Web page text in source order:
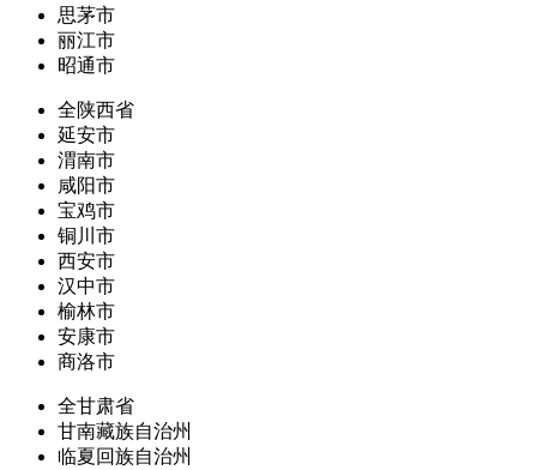
思茅市
丽江市
昭通市
全陕西省
延安市
渭南市
咸阳市
宝鸡市
铜川市
西安市
汉中市
榆林市
安康市
商洛市
全甘肃省
甘南藏族自治州
临夏回族自治州